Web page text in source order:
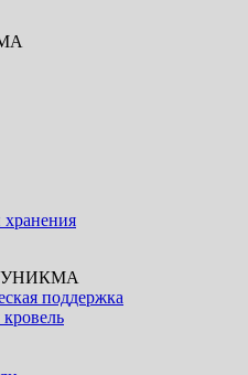
хранения
УНИКМА
поддержка